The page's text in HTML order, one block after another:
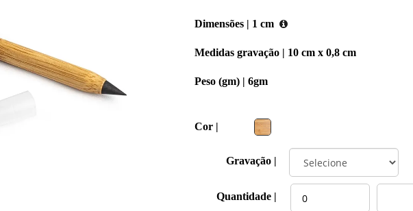
Dimensões | 1 cm
Medidas gravação | 10 cm x 0,8 cm
Peso (gm) | 6gm
Cor |
Gravação |
Quantidade |